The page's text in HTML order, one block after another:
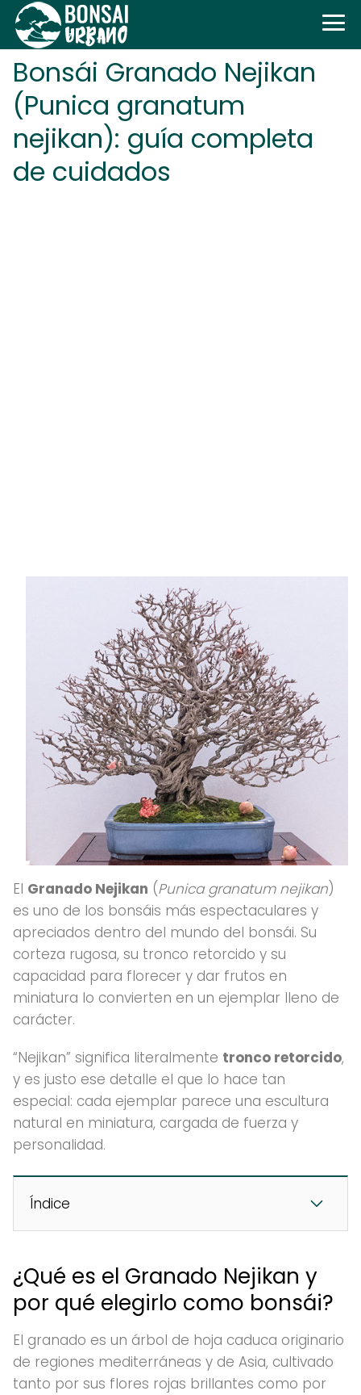
Bonsái Granado Nejikan
(Punica granatum
nejikan): guía completa
de cuidados
El Granado Nejikan (Punica granatum nejikan)
es uno de los bonsáis más espectaculares y
apreciados dentro del mundo del bonsái. Su
corteza rugosa, su tronco retorcido y su
capacidad para florecer y dar frutos en
miniatura lo convierten en un ejemplar lleno de
carácter.
“Nejikan” significa literalmente tronco retorcido,
y es justo ese detalle el que lo hace tan
especial: cada ejemplar parece una escultura
natural en miniatura, cargada de fuerza y
personalidad.
Índice
¿Qué es el Granado Nejikan y
por qué elegirlo como bonsái?
El granado es un árbol de hoja caduca originario
de regiones mediterráneas y de Asia, cultivado
tanto por sus flores rojas brillantes como por